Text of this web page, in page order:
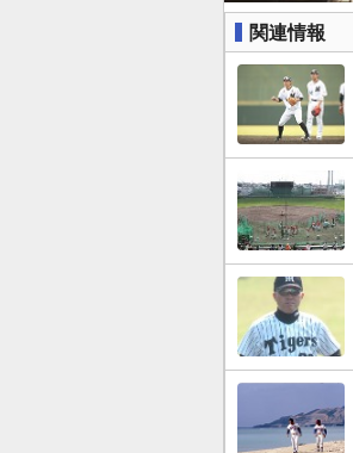
関連情報